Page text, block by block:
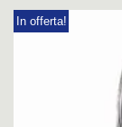
In offerta!